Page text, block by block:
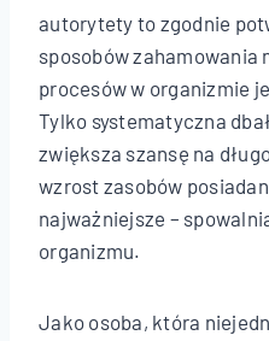
autorytety to zgodnie
sposobów zahamowania
procesów w organizmie
Tylko systematyczna
zwiększa szansę na
wzrost zasobów
najważniejsze –
organizmu.
Jako osoba, która